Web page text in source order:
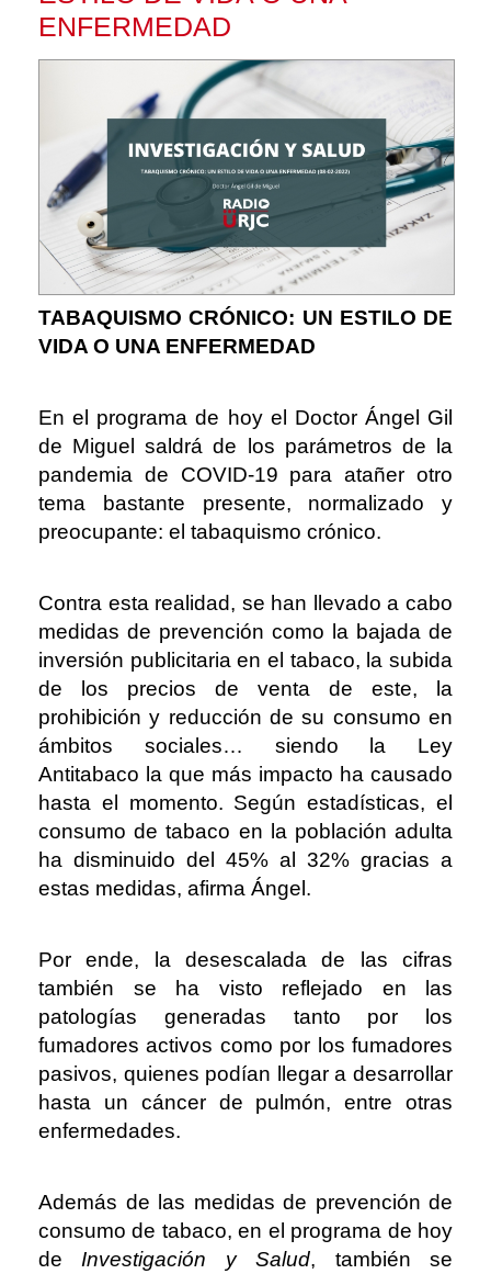
ENFERMEDAD
TABAQUISMO CRÓNICO: UN ESTILO DE
VIDA O UNA ENFERMEDAD
En el programa de hoy el Doctor Ángel Gil
de Miguel saldrá de los parámetros de la
pandemia de COVID-19 para atañer otro
tema bastante presente, normalizado y
preocupante: el tabaquismo crónico.
Contra esta realidad, se han llevado a cabo
medidas de prevención como la bajada de
inversión publicitaria en el tabaco, la subida
de los precios de venta de este, la
prohibición y reducción de su consumo en
ámbitos sociales… siendo la Ley
Antitabaco la que más impacto ha causado
hasta el momento. Según estadísticas, el
consumo de tabaco en la población adulta
ha disminuido del 45% al 32% gracias a
estas medidas, afirma Ángel.
Por ende, la desescalada de las cifras
también se ha visto reflejado en las
patologías generadas tanto por los
fumadores activos como por los fumadores
pasivos, quienes podían llegar a desarrollar
hasta un cáncer de pulmón, entre otras
enfermedades.
Además de las medidas de prevención de
consumo de tabaco, en el programa de hoy
de Investigación y Salud, también se